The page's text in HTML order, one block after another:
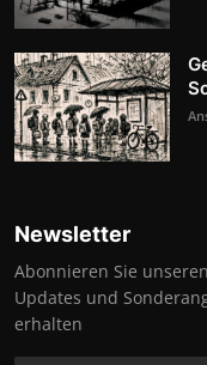
Newsletter
Abonnieren Sie
Updates und
erhalten